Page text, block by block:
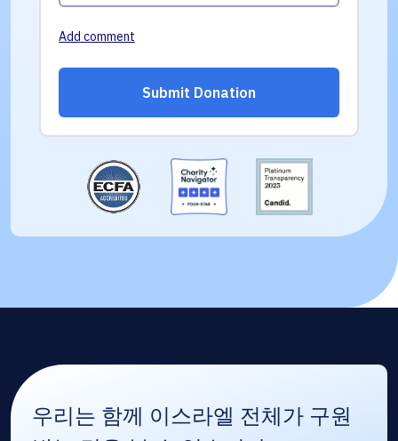
우리는 함께 이스라엘 전체가 구원